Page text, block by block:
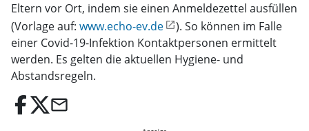
Eltern vor Ort, indem sie einen Anmeldezettel ausfüllen
(Vorlage auf: www.echo-ev.de
). So können im Falle
einer Covid-19-Infektion Kontaktpersonen ermittelt
werden. Es gelten die aktuellen Hygiene- und
Abstandsregeln.
email